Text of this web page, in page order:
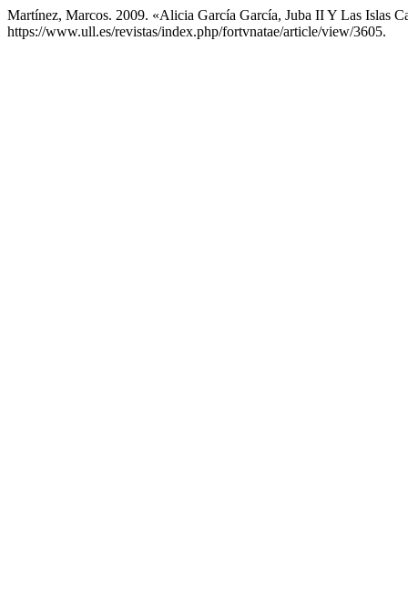
Martínez, Marcos. 2009. «Alicia García García, Juba II Y Las Islas
https://www.ull.es/revistas/index.php/fortvnatae/article/view/3605.